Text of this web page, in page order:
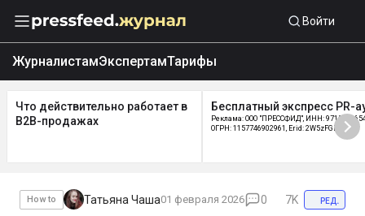
Войти
ЖурналистамЭкспертамТарифы
Что действительно работает в
B2B-продажах
Бесплатный экспресс PR-
Реклама: ООО "ПРЕССФИД", ИНН:
ОГРН: 1157746902961, Erid: 2W5zFGDycPz
How to Татьяна Чаша01 февраля 2026 0 7K ред.